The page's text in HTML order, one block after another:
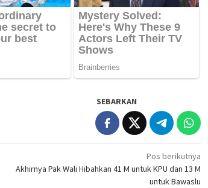
SEBARKAN
Pos berikutnya
Akhirnya Pak Wali Hibahkan 41 M untuk KPU dan 13 M
untuk Bawaslu